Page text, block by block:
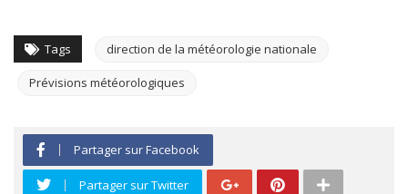
Tags direction de la météorologie nationale
Prévisions météorologiques
Partager sur Facebook
Partager sur Twitter